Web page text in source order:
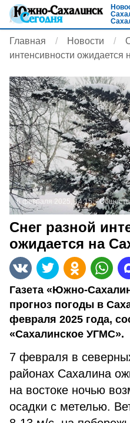
Главная Новости
интенсивности
6 февраля 2025, 14:15
Снег разной
ожидается на
Газета «Южно-
прогноз погоды в
февраля 2025 года,
«Сахалинское УГМС».
7 февраля в
районах Сахалина
на востоке ночью
осадки с метелью.